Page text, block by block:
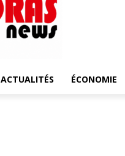
ACTUALITÉS ÉCONOMIE